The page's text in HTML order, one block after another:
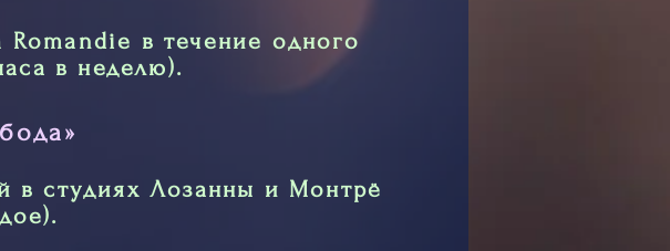
в течение одного
в неделю).
в студиях Лозанны и Монтрё